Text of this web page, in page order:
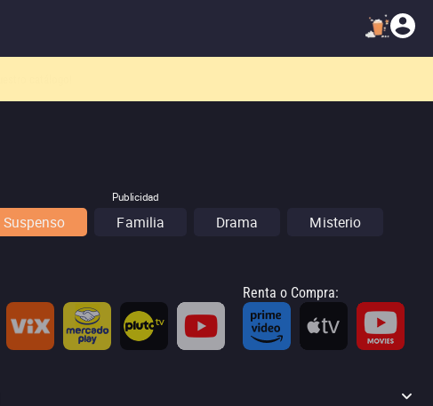
Publicidad
Suspenso Familia Drama Misterio
Renta o Compra: